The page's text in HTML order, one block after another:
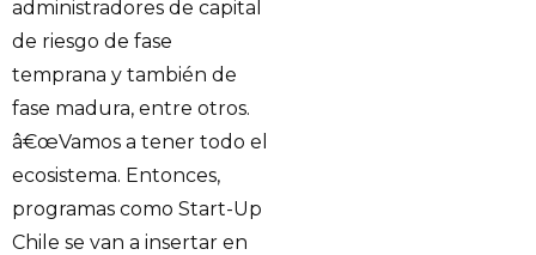
administradores de capital
de riesgo de fase
temprana y también de
fase madura, entre otros.
â€œVamos a tener todo el
ecosistema. Entonces,
programas como Start-Up
Chile se van a insertar en